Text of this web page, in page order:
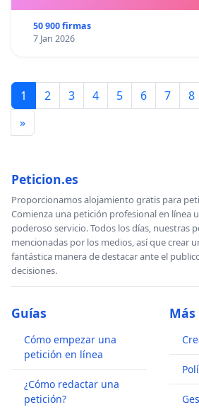
50 900 firmas
7 Jan 2026
1 2 3 4 5 6 7 8
»
Peticion.es
Proporcionamos alojamiento gratis para
Comienza una petición profesional en línea
poderoso servicio. Todos los días, nuestras
mencionadas por los medios, así que crear
fantástica manera de destacar ante el
decisiones.
Guías
Cómo empezar una
petición en línea
¿Cómo redactar una
petición?
Más